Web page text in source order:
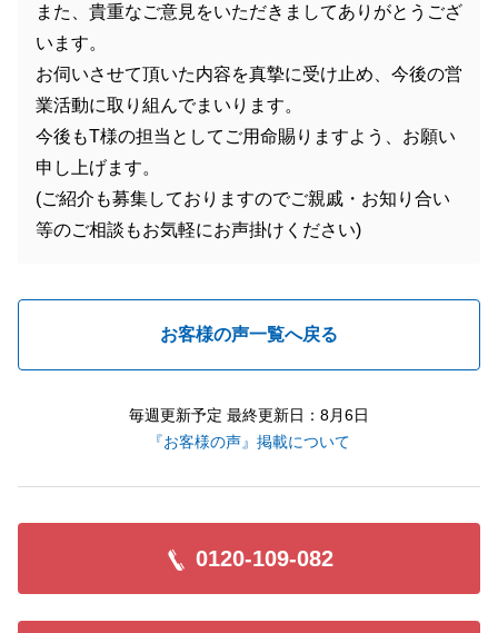
また、貴重なご意見をいただきましてありがとうござ
います。
お伺いさせて頂いた内容を真摯に受け止め、今後の営
業活動に取り組んでまいります。
今後もT様の担当としてご用命賜りますよう、お願い
申し上げます。
(ご紹介も募集しておりますのでご親戚・お知り合い
等のご相談もお気軽にお声掛けください)
お客様の声一覧へ戻る
毎週更新予定 最終更新日：8月6日
『お客様の声』掲載について
0120-109-082